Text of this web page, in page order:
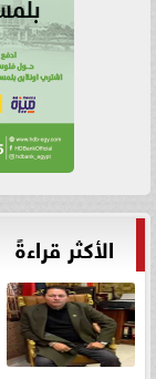
الأكثر قراءةً